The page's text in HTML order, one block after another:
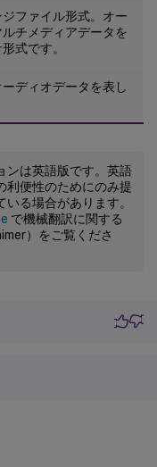
ファイル形式。オー
チメディアデータを
式です。
ディオデータを表し
ンは英語版です。英語
利便性のためにのみ提
る場合があります。
で機械翻訳に関する
）をご覧くださ